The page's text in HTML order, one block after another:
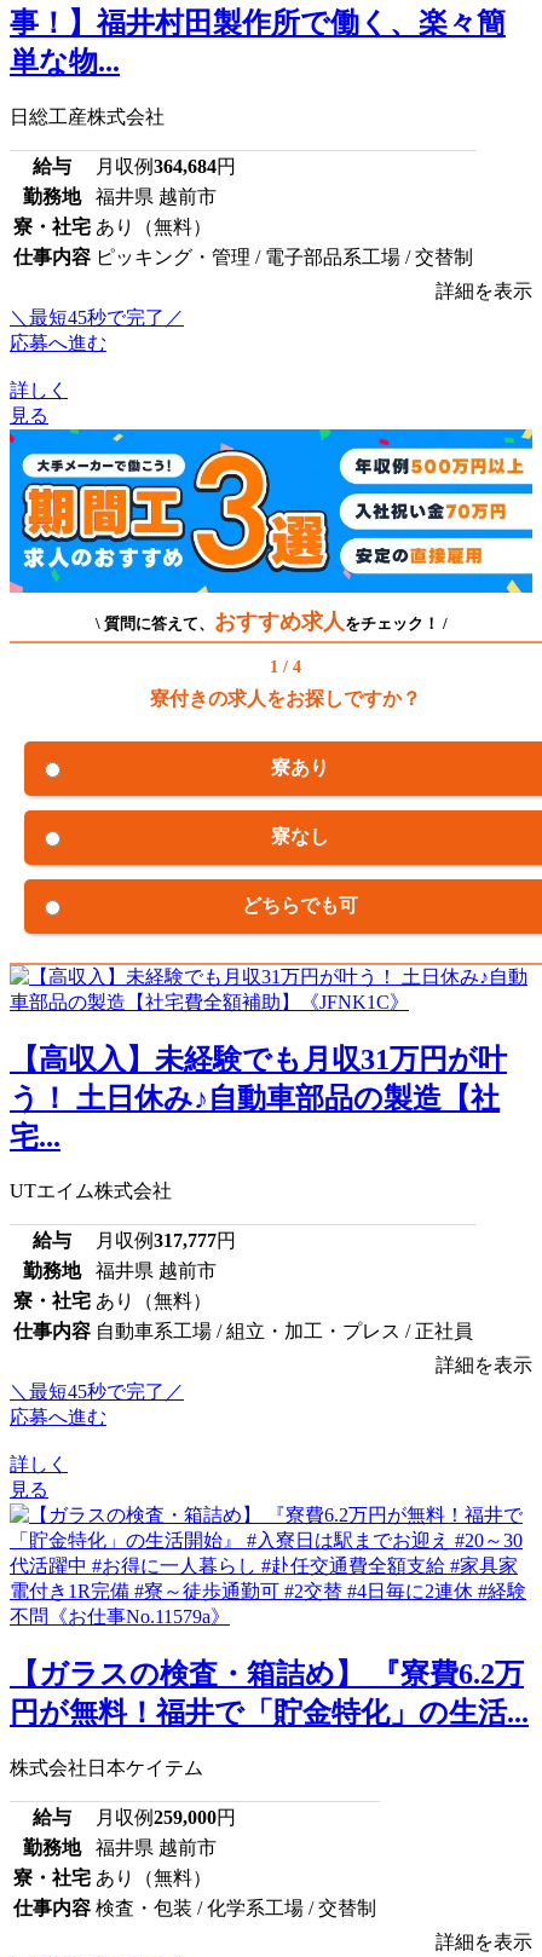
事！】福井村田製作所で働く、楽々簡
単な物...
日総工産株式会社
給与 月収例364,684円
勤務地
福井県 越前市
寮・社宅 あり（無料）
仕事内容 ピッキング・管理 / 電子部品系工場 / 交替制
詳細を表示
＼最短45秒で完了／
応募へ進む
詳しく
見る
\ 質問に答えて、 おすすめ求人 をチェック！ /
1 / 4
寮付きの求人をお探しですか？
寮あり
寮なし
どちらでも可
【高収入】未経験でも月収31万円が叶
う！ 土日休み♪自動車部品の製造【社
宅...
UTエイム株式会社
給与 月収例317,777円
勤務地
福井県 越前市
寮・社宅 あり（無料）
仕事内容 自動車系工場 / 組立・加工・プレス / 正社員
詳細を表示
＼最短45秒で完了／
応募へ進む
詳しく
見る
【ガラスの検査・箱詰め】 『寮費6.2万
円が無料！福井で「貯金特化」の生活...
株式会社日本ケイテム
給与 月収例259,000円
勤務地
福井県 越前市
寮・社宅 あり（無料）
仕事内容 検査・包装 / 化学系工場 / 交替制
詳細を表示